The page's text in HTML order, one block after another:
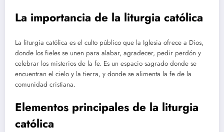
La importancia de la liturgia católica
La liturgia católica es el culto público que la Iglesia ofrece a Dios,
donde los fieles se unen para alabar, agradecer, pedir perdón y
celebrar los misterios de la fe. Es un espacio sagrado donde se
encuentran el cielo y la tierra, y donde se alimenta la fe de la
comunidad cristiana.
Elementos principales de la liturgia
católica